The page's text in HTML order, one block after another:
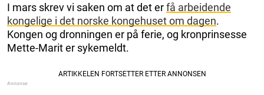
I mars skrev vi saken om at det erfå arbeidende
kongelige i det norske kongehuset om dagen.
Kongen og dronningen er på ferie, og kronprinsesse
Mette-Marit er sykemeldt.